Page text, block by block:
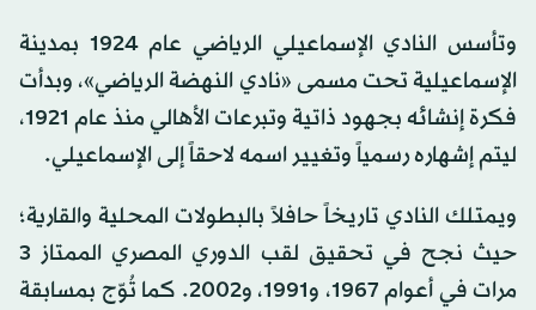
وتأسس النادي الإسماعيلي الرياضي عام 1924 بمدينة
الإسماعيلية تحت مسمى «نادي النهضة الرياضي»، وبدأت
فكرة إنشائه بجهود ذاتية وتبرعات الأهالي منذ عام 1921،
ليتم إشهاره رسمياً وتغيير اسمه لاحقاً إلى الإسماعيلي.
ويمتلك النادي تاريخاً حافلاً بالبطولات المحلية والقارية؛
حيث نجح في تحقيق لقب الدوري المصري الممتاز 3
مرات في أعوام 1967، و1991، و2002. كما تُوّج بمسابقة